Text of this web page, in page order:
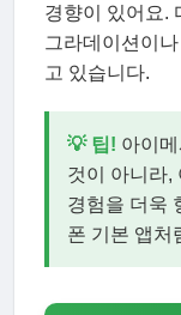
경향이 있어요.
그라데이션이
고 있습니다.
💡 팁! 아이
것이 아니라,
경험을 더욱
폰 기본 앱처